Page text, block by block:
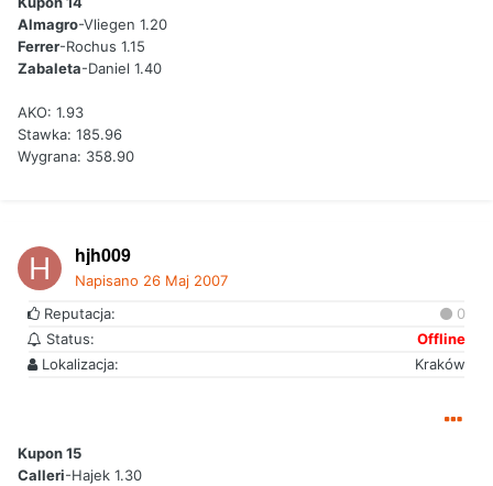
Almagro-Vliegen 1.20
Ferrer-Rochus 1.15
Zabaleta-Daniel 1.40
AKO: 1.93
Stawka: 185.96
Wygrana: 358.90
hjh009
Napisano 26 Maj 2007
Reputacja:
0
Status:
Offline
Lokalizacja:
Kraków
Kupon 15
Calleri-Hajek 1.30